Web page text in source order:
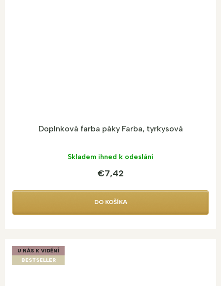
Doplnková farba páky Farba, tyrkysová
Skladem ihned k odeslání
€7,42
DO KOŠÍKA
U NÁS K VIDĚNÍ
BESTSELLER